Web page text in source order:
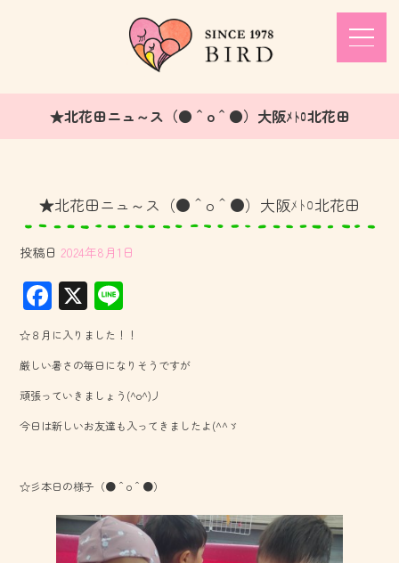
★北花田ニュ～ス（●＾o＾●）大阪ﾒﾄﾛ北花田
★北花田ニュ～ス（●＾o＾●）大阪ﾒﾄﾛ北花田
投稿日 2024年8月1日
F
ac
e
b
o
ok
X
ne
☆８月に入りました！！
厳しい暑さの毎日になりそうですが
頑張っていきましょう(^o^)丿
今日は新しいお友達も入ってきましたよ(^^ゞ
☆彡本日の様子（●＾o＾●）